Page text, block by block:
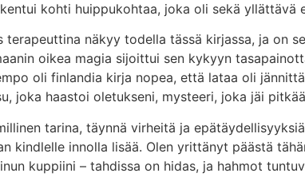
kohti huippukohtaa, joka oli sekä yllättävä
terapeuttina näkyy todella tässä kirjassa, ja on
oikea magia sijoittui sen kykyyn
oli finlandia kirja​ nopea, että lataa oli
joka haastoi oletukseni, mysteeri, joka jäi
tarina, täynnä virheitä ja
kindlelle innolla lisää. Olen yrittänyt päästä
kuppiini – tahdissa on hidas, ja hahmot